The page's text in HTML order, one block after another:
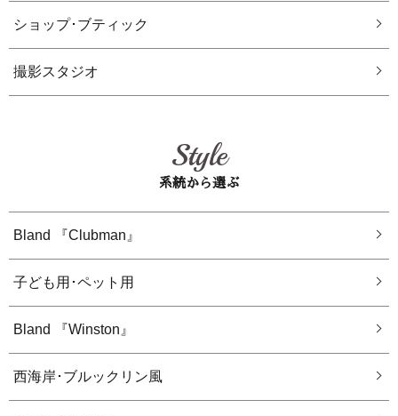
ショップ･ブティック
撮影スタジオ
Style
系統から選ぶ
Bland 『Clubman』
子ども用･ペット用
Bland 『Winston』
西海岸･ブルックリン風